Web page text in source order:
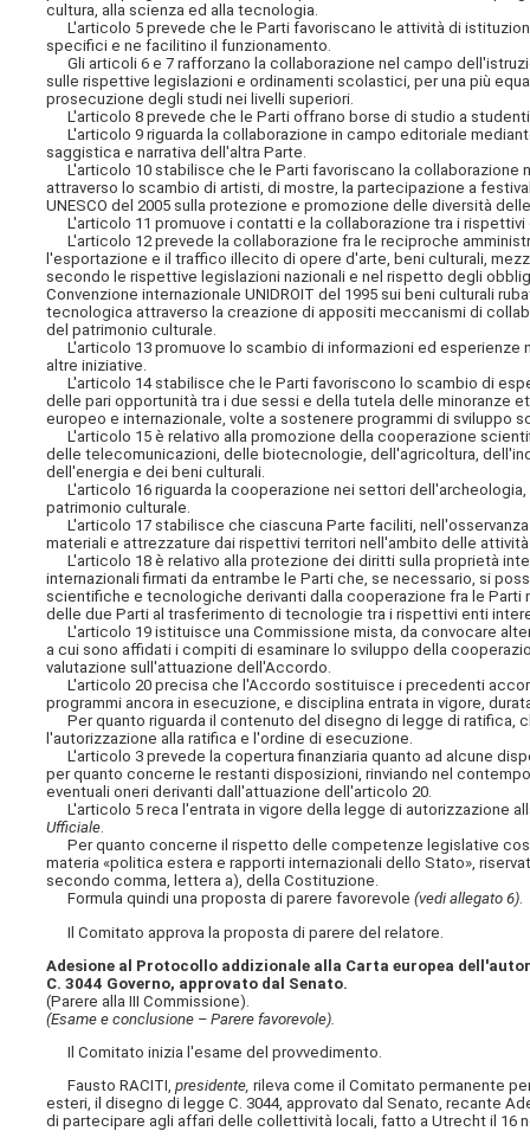
cultura, alla scienza ed alla tecnologia.
L'articolo 5 prevede che le Parti favoriscano le attività di
specifici e ne facilitino il funzionamento.
Gli articoli 6 e 7 rafforzano la collaborazione nel campo
sulle rispettive legislazioni e ordinamenti scolastici, per una più
prosecuzione degli studi nei livelli superiori.
L'articolo 8 prevede che le Parti offrano borse di studio a
L'articolo 9 riguarda la collaborazione in campo editoriale
saggistica e narrativa dell'altra Parte.
L'articolo 10 stabilisce che le Parti favoriscano la collaborazione
attraverso lo scambio di artisti, di mostre, la partecipazione a
UNESCO del 2005 sulla protezione e promozione delle diversità
L'articolo 11 promuove i contatti e la collaborazione tra i
L'articolo 12 prevede la collaborazione fra le reciproche
l'esportazione e il traffico illecito di opere d'arte, beni culturali,
secondo le rispettive legislazioni nazionali e nel rispetto degli
Convenzione internazionale UNIDROIT del 1995 sui beni culturali
tecnologica attraverso la creazione di appositi meccanismi di
del patrimonio culturale.
L'articolo 13 promuove lo scambio di informazioni ed
altre iniziative.
L'articolo 14 stabilisce che le Parti favoriscono lo scambio di
delle pari opportunità tra i due sessi e della tutela delle minoranze
europeo e internazionale, volte a sostenere programmi di sviluppo
L'articolo 15 è relativo alla promozione della cooperazione
delle telecomunicazioni, delle biotecnologie, dell'agricoltura,
dell'energia e dei beni culturali.
L'articolo 16 riguarda la cooperazione nei settori
patrimonio culturale.
L'articolo 17 stabilisce che ciascuna Parte faciliti,
materiali e attrezzature dai rispettivi territori nell'ambito delle
L'articolo 18 è relativo alla protezione dei diritti sulla proprietà
internazionali firmati da entrambe le Parti che, se necessario, si
scientifiche e tecnologiche derivanti dalla cooperazione fra le
delle due Parti al trasferimento di tecnologie tra i rispettivi enti
L'articolo 19 istituisce una Commissione mista, da convocare
a cui sono affidati i compiti di esaminare lo sviluppo della
valutazione sull'attuazione dell'Accordo.
L'articolo 20 precisa che l'Accordo sostituisce i precedenti
programmi ancora in esecuzione, e disciplina entrata in vigore,
Per quanto riguarda il contenuto del disegno di legge di ratifica,
l'autorizzazione alla ratifica e l'ordine di esecuzione.
L'articolo 3 prevede la copertura finanziaria quanto ad alcune
per quanto concerne le restanti disposizioni, rinviando nel
eventuali oneri derivanti dall'attuazione dell'articolo 20.
L'articolo 5 reca l'entrata in vigore della legge di autorizzazione
Ufficiale.
Per quanto concerne il rispetto delle competenze legislative
materia «politica estera e rapporti internazionali dello Stato»,
secondo comma, lettera a), della Costituzione.
Formula quindi una proposta di parere favorevole(vedi allegato 6).
Il Comitato approva la proposta di parere del relatore.
Adesione al Protocollo addizionale alla Carta europea
C. 3044 Governo, approvato dal Senato.
(Parere alla III Commissione).
(Esame e conclusione – Parere favorevole).
Il Comitato inizia l'esame del provvedimento.
Fausto RACITI,presidente, rileva come il Comitato permanente
esteri, il disegno di legge C. 3044, approvato dal Senato, recante
di partecipare agli affari delle collettività locali, fatto a Utrecht il 16